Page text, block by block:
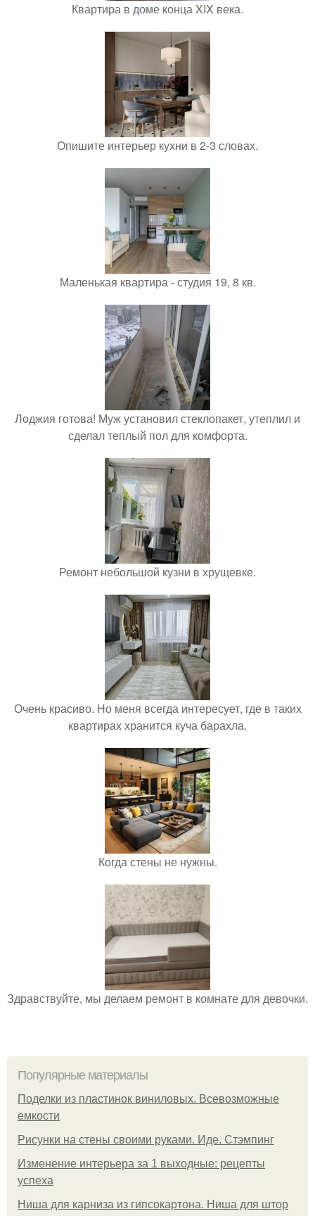
Квартира в доме конца XIX века.
Опишите интерьер кухни в 2-3 словах.
Маленькая квартира - студия 19, 8 кв.
Лоджия готова! Муж установил стеклопакет, утеплил и
сделал теплый пол для комфорта.
Ремонт небольшой кузни в хрущевке.
Очень красиво. Но меня всегда интересует, где в таких
квартирах хранится куча барахла.
Когда стены не нужны.
Здравствуйте, мы делаем ремонт в комнате для девочки.
Популярные материалы
Поделки из пластинок виниловых. Всевозможные
емкости
Рисунки на стены своими руками. Иде. Стэмпинг
Изменение интерьера за 1 выходные: рецепты
успеха
Ниша для карниза из гипсокартона. Ниша для штор